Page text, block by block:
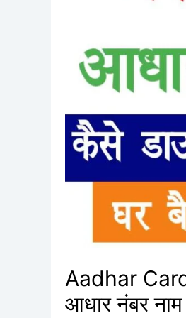
Aadhar
आधार नंबर
अपना
डिजिट
का
आधार
नाम
आधार
कार्ड